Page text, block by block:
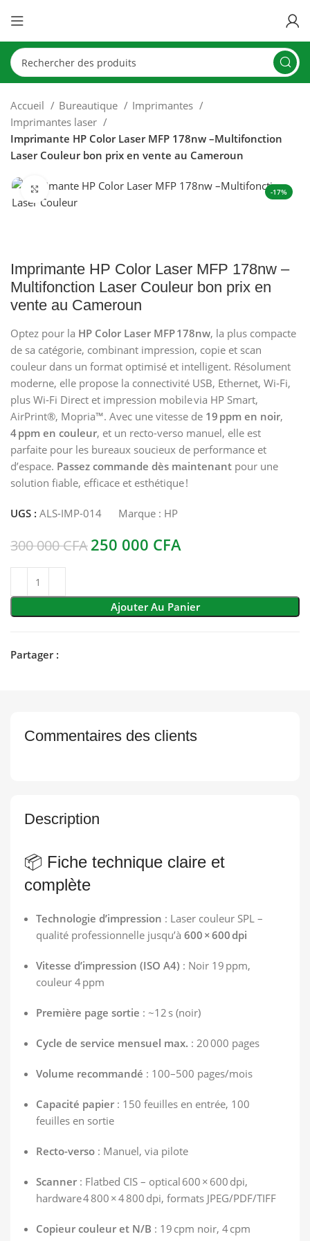
Accueil Bureautique
Imprimantes
Imprimantes laser
Imprimante HP Color Laser MFP 178nw –Multifonction
Laser Couleur bon prix en vente au Cameroun
-17%
Click to enlarge
Imprimante HP Color Laser MFP 178nw –
Multifonction Laser Couleur bon prix en
vente au Cameroun
Optez pour la HP Color Laser MFP 178nw, la plus compacte
de sa catégorie, combinant impression, copie et scan
couleur dans un format optimisé et intelligent. Résolument
moderne, elle propose la connectivité USB, Ethernet, Wi‑Fi,
plus Wi‑Fi Direct et impression mobile via HP Smart,
AirPrint®, Mopria™. Avec une vitesse de 19 ppm en noir,
4 ppm en couleur, et un recto-verso manuel, elle est
parfaite pour les bureaux soucieux de performance et
d’espace. Passez commande dès maintenant pour une
solution fiable, efficace et esthétique !
UGS : ALS-IMP-014 Marque : HP
300 000CFA250 000 CFA
Ajouter Au Panier
Partager :
Description
📦 Fiche technique claire et
complète
Technologie d’impression : Laser couleur SPL –
qualité professionnelle jusqu’à 600 × 600 dpi
Vitesse d’impression (ISO A4) : Noir 19 ppm,
couleur 4 ppm
Première page sortie : ~12 s (noir)
Cycle de service mensuel max. : 20 000 pages
Volume recommandé : 100–500 pages/mois
Capacité papier : 150 feuilles en entrée, 100
feuilles en sortie
Recto-verso : Manuel, via pilote
Scanner : Flatbed CIS – optical 600 × 600 dpi,
hardware 4 800 × 4 800 dpi, formats JPEG/PDF/TIFF
Copieur couleur et N/B : 19 cpm noir, 4 cpm
Commentaires des clients